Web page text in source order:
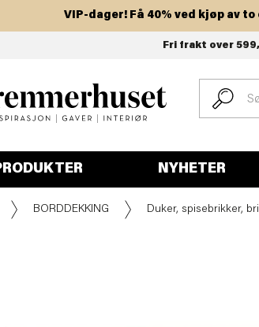
VIP-dager! Få 40% ved kjøp av to
Fri frakt over
NYHETER
BORDDEKKING Duker, spisebrikker,